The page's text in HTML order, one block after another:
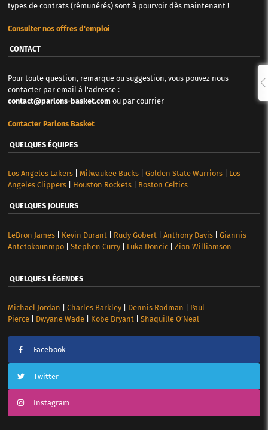
types de contrats (rémunérés) sont à pourvoir dès maintenant !
Consulter nos offres d'emploi
CONTACT
Pour toute question, remarque ou suggestion, vous pouvez nous
contacter par email à l'adresse :
contact@parlons-basket.com ou par courrier
Contacter Parlons Basket
QUELQUES ÉQUIPES
Los Angeles Lakers| Milwaukee Bucks| Golden State Warriors| Los
Angeles Clippers| Houston Rockets| Boston Celtics
QUELQUES JOUEURS
LeBron James| Kevin Durant Rudy Gobert Anthony Davis| Giannis
Antetokounmpo| Stephen Curry| Luka Doncic| Zion Williamson
QUELQUES LÉGENDES
Michael Jordan Charles Barkley| Dennis Rodman
Paul
Pierce| Dwyane Wade| Kobe Bryant| Shaquille O’Neal
Facebook
Twitter
Instagram